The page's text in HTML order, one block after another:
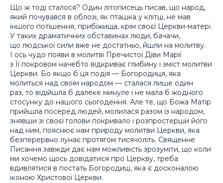
Що ж тоді сталося? Один літописець писав, що народ,
який почувався в облозі, як пташка у клітці, не мав
іншого потішення, прибіжища, крім своєї Церкви-матері.
У таких драматичних обставинах люди, бачачи,
що людської сили вже не достатньо, йшли на молитву.
І ось чудо появи в молитві Пречистої Діви Марії
з Її покровом начебто відкриває глибину і зміст молитви
Церкви. Бо якщо б ця подія — Богородиця, яка
молиться над своїм народом — сталася лише один
раз, то відійшла б далеке минуле і не мала б жодного
стосунку до нашого сьогодення. Але те, що Божа Матір
прийшла посеред людей, молилася разом із народом,
знявши зі своєї голови покривало і розпростерши його
над ним, пояснює нам природу молитви Церкви, яка
безперервно лунає протягом тисячоліть. Священне
Писання завжди дає нам можливість зрозуміти, що коли
ми хочемо щось довідатися про Церкву, треба
вдивлятися в постать Богородиці, яка є досконалою
іконою Христової Церкви.